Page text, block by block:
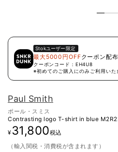
Stokユーザー限定
最大5000円OFFクーポン配
クーポンコード： EH4U8
※初めてのご購入にのみご利用いた
Paul Smith
ポール・スミス
Contrasting logo T-shirt in blue
¥ 31,800税込
（輸入関税・消費税が含まれます）